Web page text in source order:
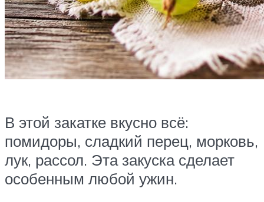
В этой закатке вкусно всё:
помидоры, сладкий перец, морковь,
лук, рассол. Эта закуска сделает
особенным любой ужин.